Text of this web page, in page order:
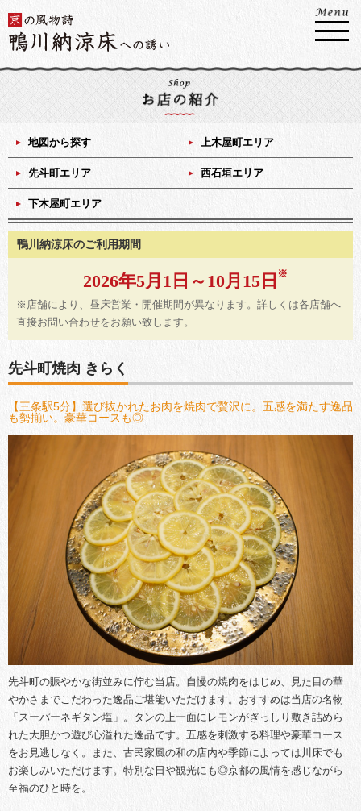
地図から探す 上木屋町エリア
先斗町エリア 西石垣エリア
下木屋町エリア
鴨川納涼床のご利用期間
2026年5月1日～10月15日
※店舗により、昼床営業・開催期間が異なります。詳しくは各店舗へ
直接お問い合わせをお願い致します。
先斗町焼肉 きらく
【三条駅5分】選び抜かれたお肉を焼肉で贅沢に。五感を満たす逸品
も勢揃い。豪華コースも◎
先斗町の賑やかな街並みに佇む当店。自慢の焼肉をはじめ、見た目の華
やかさまでこだわった逸品ご堪能いただけます。おすすめは当店の名物
「スーパーネギタン塩」。タンの上一面にレモンがぎっしり敷き詰めら
れた大胆かつ遊び心溢れた逸品です。五感を刺激する料理や豪華コース
をお見逃しなく。また、古民家風の和の店内や季節によっては川床でも
お楽しみいただけます。特別な日や観光にも◎京都の風情を感じながら
至福のひと時を。